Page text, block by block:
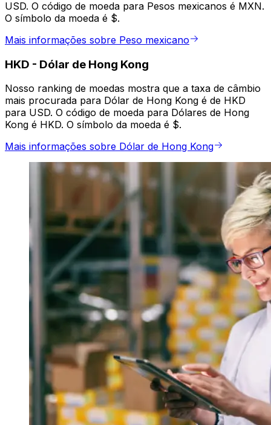
USD. O código de moeda para Pesos mexicanos é MXN.
O símbolo da moeda é $.
Mais informações sobre Peso mexicano
HKD - Dólar de Hong Kong
Nosso ranking de moedas mostra que a taxa de câmbio
mais procurada para Dólar de Hong Kong é de HKD
para USD. O código de moeda para Dólares de Hong
Kong é HKD. O símbolo da moeda é $.
Mais informações sobre Dólar de Hong Kong